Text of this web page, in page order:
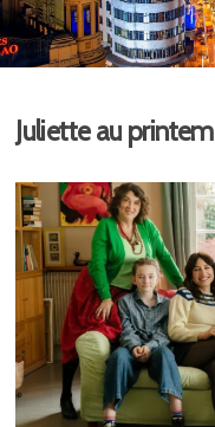
Juliette au